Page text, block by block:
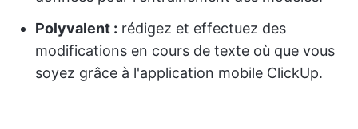
Polyvalent : rédigez et effectuez des
modifications en cours de texte où que vous
soyez grâce à l'application mobile ClickUp.